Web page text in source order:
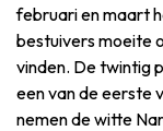
februari en maart
bestuivers moeite
vinden. De twintig
een van de eerste
nemen de witte